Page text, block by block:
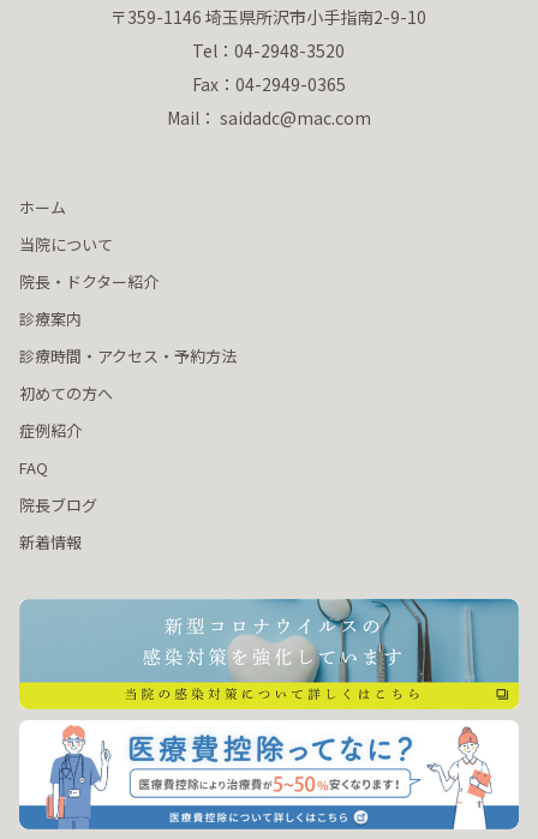
〒359-1146 埼玉県所沢市小手指南2-9-10
Tel：04-2948-3520
Fax：04-2949-0365
Mail： saidadc@mac.com
ホーム
当院について
院長・ドクター紹介
診療案内
診療時間・アクセス・予約方法
初めての方へ
症例紹介
FAQ
院長ブログ
新着情報